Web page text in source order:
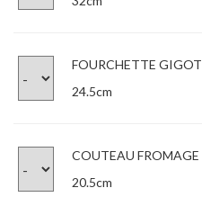
FOURCHETTE GIGOT
24.5cm
COUTEAU FROMAGE
20.5cm